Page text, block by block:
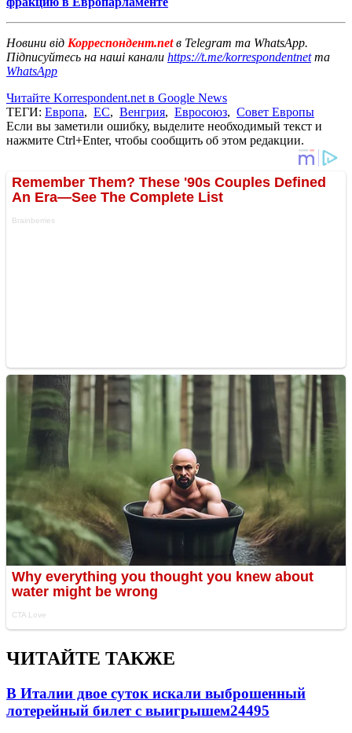
Новини від Корреспондент.netв Telegram та WhatsApp.
Підписуйтесь на наші канали https://t.me/korrespondentnetта
WhatsApp
Читайте Korrespondent.net в Google News
ТЕГИ: Европа, ЕС, Венгрия, Евросоюз, Совет Европы
Если вы заметили ошибку, выделите необходимый текст и
нажмите Ctrl+Enter, чтобы сообщить об этом редакции.
ЧИТАЙТЕ ТАКЖЕ
В Италии двое суток искали выброшенный
лотерейный билет с выигрышем24495